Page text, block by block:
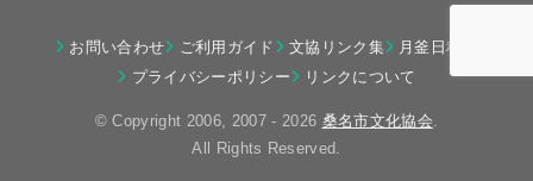
お問い合わせ ご利用ガイド 文協リンク集
月釜日程表
プライバシーポリシー
リンクについて
© Copyright 2006, 2007 - 2026 桑名市文化協会
All Rights Reserved.